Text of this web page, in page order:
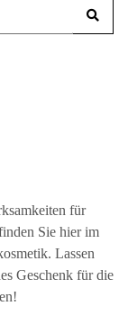
für
Sie hier im
Lassen
Geschenk für die